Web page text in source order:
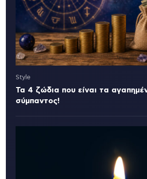
Style
Τα 4 ζώδια που είναι τα
σύμπαντος!